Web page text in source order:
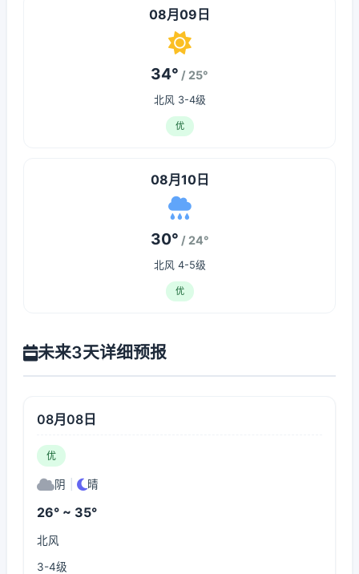
08月09日
34° / 25°
北风 3-4级
优
08月10日
30° / 24°
北风 4-5级
优
未来3天详细预报
08月08日
优
阴 晴
26° ~ 35°
北风
3-4级